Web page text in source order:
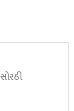
સોરઠી